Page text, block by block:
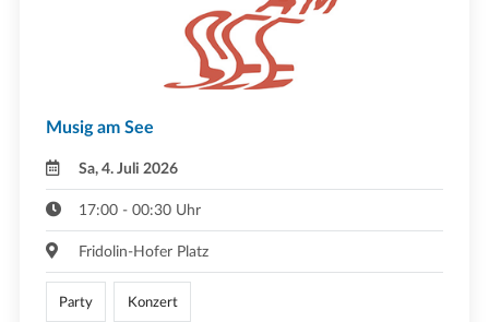
Musig am See
Sa, 4. Juli 2026
17:00 - 00:30 Uhr
Fridolin-Hofer Platz
Party Konzert